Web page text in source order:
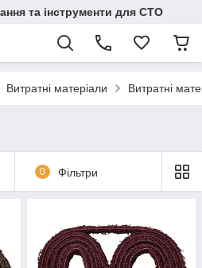
та інструменти для СТО
Витратні матеріали Витратні
0 Фільтри